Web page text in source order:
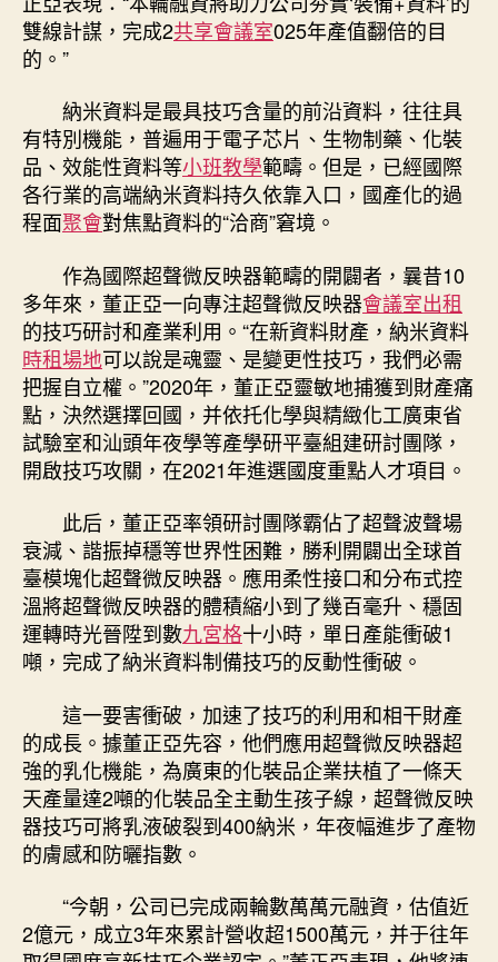
雙線計謀，完成2共享會議室025年產值翻倍的目
的。”
納米資料是最具技巧含量的前沿資料，往往具
有特別機能，普遍用于電子芯片、生物制藥、化裝
品、效能性資料等小班教學範疇。但是，已經國際
各行業的高端納米資料持久依靠入口，國產化的過
程面聚會對焦點資料的“洽商”窘境。
作為國際超聲微反映器範疇的開闢者，曩昔10
多年來，董正亞一向專注超聲微反映器會議室出租
的技巧研討和產業利用。“在新資料財產，納米資料
時租場地可以說是魂靈、是變更性技巧，我們必需
把握自立權。”2020年，董正亞靈敏地捕獲到財產痛
點，決然選擇回國，并依托化學與精緻化工廣東省
試驗室和汕頭年夜學等產學研平臺組建研討團隊，
開啟技巧攻關，在2021年進選國度重點人才項目。
此后，董正亞率領研討團隊霸佔了超聲波聲場
衰減、諧振掉穩等世界性困難，勝利開闢出全球首
臺模塊化超聲微反映器。應用柔性接口和分布式控
溫將超聲微反映器的體積縮小到了幾百毫升、穩固
運轉時光晉陞到數九宮格十小時，單日產能衝破1
噸，完成了納米資料制備技巧的反動性衝破。
這一要害衝破，加速了技巧的利用和相干財產
的成長。據董正亞先容，他們應用超聲微反映器超
強的乳化機能，為廣東的化裝品企業扶植了一條天
天產量達2噸的化裝品全主動生孩子線，超聲微反映
器技巧可將乳液破裂到400納米，年夜幅進步了產物
的膚感和防曬指數。
“今朝，公司已完成兩輪數萬萬元融資，估值近
2億元，成立3年來累計營收超1500萬元，并于往年